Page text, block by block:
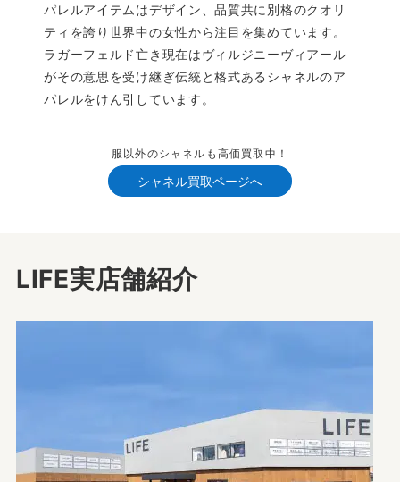
パレルアイテムはデザイン、品質共に別格のクオリ
ティを誇り世界中の女性から注目を集めています。
ラガーフェルド亡き現在はヴィルジニーヴィアール
がその意思を受け継ぎ伝統と格式あるシャネルのア
パレルをけん引しています。
服以外のシャネルも高価買取中！
シャネル買取ページへ
LIFE実店舗紹介